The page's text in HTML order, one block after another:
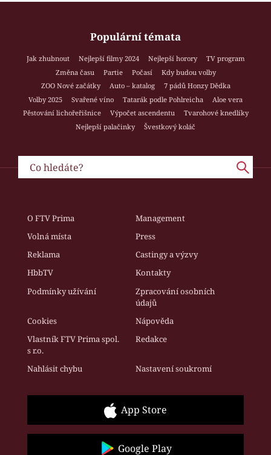
Populární témata
Jak zhubnout Nejlepší filmy 2024 Nejlepší horory
TV program
Změna času
Partie Počasí
Kdy budou volby
ZOO Nové začátky
Auto – katalog
7 pádů Honzy Dědka
Volby 2025
Svařené víno Tatarák podle Pohlreicha
Aloe vera
Pěstování lichořeřišnice
Výpočet ascendentu
Tvarohové knedlíky
Nejlepší palačinky
Švestkový koláč
O FTV Prima
Management
Volná místa
Press
Reklama
Castingy a výzvy
HbbTV
Kontakty
Podmínky užívání
Zpracování osobních
údajů
Cookies
Nápověda
Vlastník FTV Prima spol.
s r.o.
Redakce
Nahlásit chybu Nastavení soukromí
App Store
Google Play